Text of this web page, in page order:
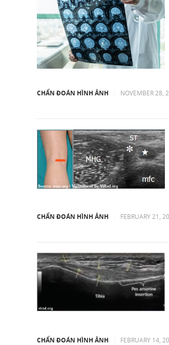
CHẨN ĐOÁN HÌNH ẢNH NOVEMBER 28,
CHẨN ĐOÁN HÌNH ẢNH FEBRUARY 21,
CHẨN ĐOÁN HÌNH ẢNH FEBRUARY 14,